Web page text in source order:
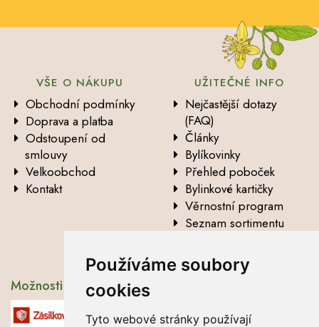
Používáme soubory
cookies
Tyto webové stránky používají
VŠE O NÁKUPU
Obchodní podmínky
Doprava a platba
Odstoupení od
smlouvy
Velkoobchod
Kontakt
UŽITEČNÉ INFO
Nejčastější dotazy
(FAQ)
Články
Bylíkovinky
Přehled poboček
Bylinkové kartičky
Věrnostní program
Seznam sortimentu
údajů
Možnosti dopravy